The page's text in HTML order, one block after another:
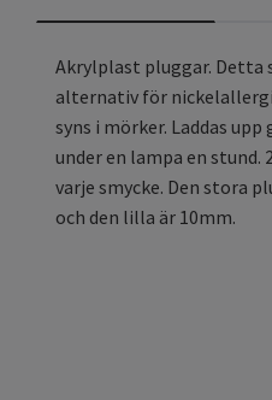
Akrylplast pluggar. Detta
alternativ för
syns i mörker. Laddas
under en lampa en
varje smycke. Den stora
och den lilla är 10mm.